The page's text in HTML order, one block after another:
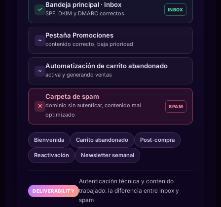
✓
Bandeja principal · Inbox
SPF, DKIM y DMARC correctos
INBOX
~
Pestaña Promociones
contenido correcto, baja prioridad
~
Automatización de carrito abandonado
activa y generando ventas
✕
Carpeta de spam
dominio sin autenticar, contenido mal
optimizado
SPAM
Bienvenida Carrito abandonado Post-compra
Reactivación Newsletter semanal
DELIVERABILITY
Autenticación técnica y contenido
trabajado: la diferencia entre inbox y
spam